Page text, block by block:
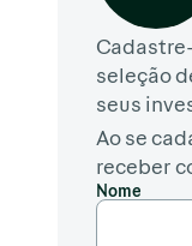
seleção
seus
Ao se
receber
Nome